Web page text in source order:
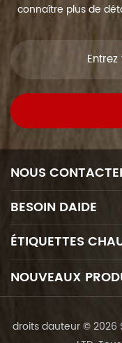
connaître plus de
ici, nous vous
NOUS
BESOIN DAIDE
ÉTIQUETTES
NOUVEAUX
droits dauteur © 2026